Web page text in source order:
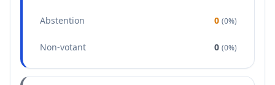
Abstention 0 (0%)
Non-votant 0 (0%)